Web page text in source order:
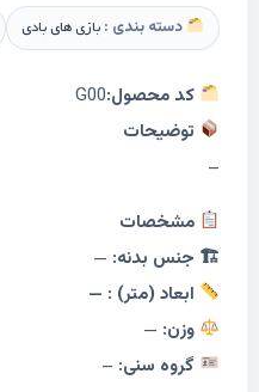
دسته بندی : بازی های بادی
کد محصول:G00
توضیحات
–
مشخصات
🏗 جنس بدنه: —
ابعاد (متر) : —
وزن: —
گروه سنی: –